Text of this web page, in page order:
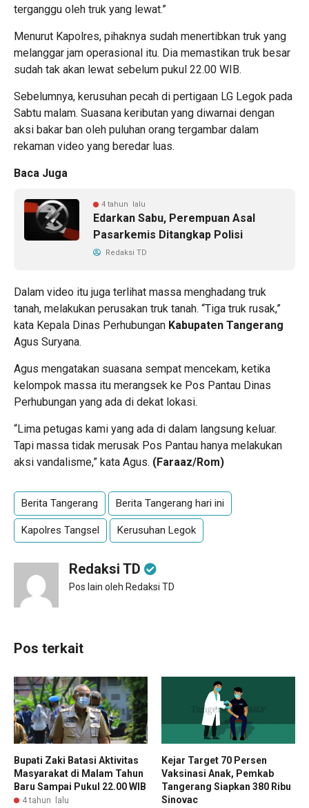
terganggu oleh truk yang lewat.”
Menurut Kapolres, pihaknya sudah menertibkan truk yang
melanggar jam operasional itu. Dia memastikan truk besar
sudah tak akan lewat sebelum pukul 22.00 WIB.
Sebelumnya, kerusuhan pecah di pertigaan LG Legok pada
Sabtu malam. Suasana keributan yang diwarnai dengan
aksi bakar ban oleh puluhan orang tergambar dalam
rekaman video yang beredar luas.
Baca Juga
4 tahun lalu
Edarkan Sabu, Perempuan Asal
Pasarkemis Ditangkap Polisi
Redaksi TD
Dalam video itu juga terlihat massa menghadang truk
tanah, melakukan perusakan truk tanah. “Tiga truk rusak,”
kata Kepala Dinas Perhubungan Kabupaten Tangerang
Agus Suryana.
Agus mengatakan suasana sempat mencekam, ketika
kelompok massa itu merangsek ke Pos Pantau Dinas
Perhubungan yang ada di dekat lokasi.
“Lima petugas kami yang ada di dalam langsung keluar.
Tapi massa tidak merusak Pos Pantau hanya melakukan
aksi vandalisme,” kata Agus. (Faraaz/Rom)
Berita Tangerang Berita Tangerang hari ini
Kapolres Tangsel Kerusuhan Legok
Redaksi TD
Pos lain oleh Redaksi TD
Pos terkait
Bupati Zaki Batasi Aktivitas
Masyarakat di Malam Tahun
Baru Sampai Pukul 22.00 WIB
4 tahun lalu
Kejar Target 70 Persen
Vaksinasi Anak, Pemkab
Tangerang Siapkan 380 Ribu
Sinovac